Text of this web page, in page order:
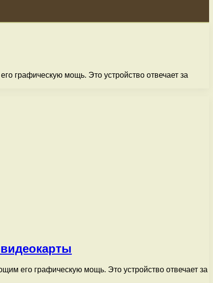
графическую мощь. Это устройство отвечает за
его графическую мощь. Это устройство отвечает за